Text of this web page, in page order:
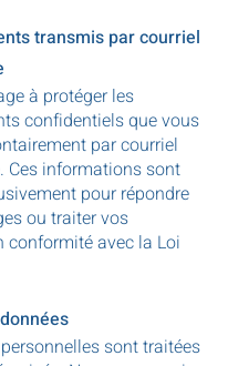
transmis par courriel
à protéger les
confidentiels que vous
par courriel
Ces informations sont
pour répondre
ou traiter vos
conformité avec la Loi
sont traitées